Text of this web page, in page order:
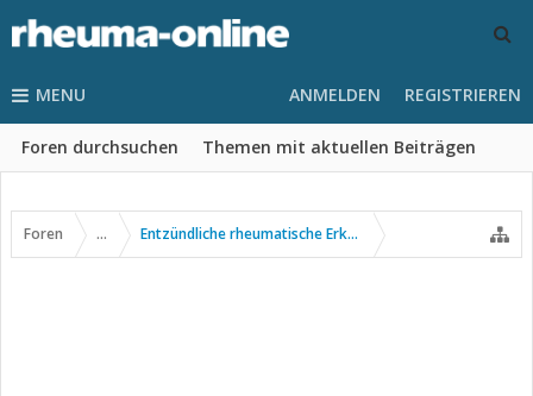
MENU
Foren durchsuchen Themen mit aktuellen Beiträgen
ANMELDEN REGISTRIEREN
Foren ... Entzündliche rheumatische Erkrankungen